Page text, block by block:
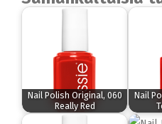
Nail Polish Original, 060
Really Red
Nail